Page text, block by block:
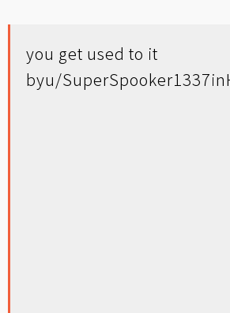
you get used to it
byu/SuperSpooker1337in